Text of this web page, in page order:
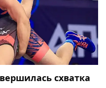
схватка